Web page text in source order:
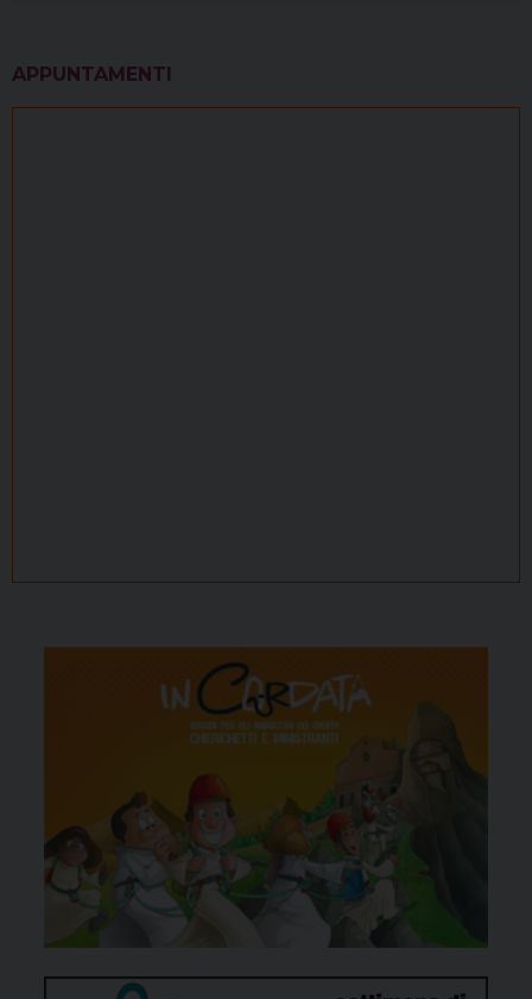
APPUNTAMENTI